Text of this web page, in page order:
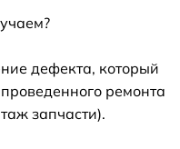
дефекта, который
ремонта
запчасти).